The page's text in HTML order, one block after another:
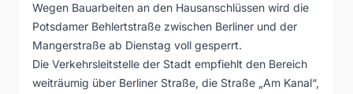
Wegen Bauarbeiten an den Hausanschlüssen wird die
Potsdamer Behlertstraße zwischen Berliner und der
Mangerstraße ab Dienstag voll gesperrt.
Die Verkehrsleitstelle der Stadt empfiehlt den Bereich
weiträumig über Berliner Straße, die Straße „Am Kanal“,